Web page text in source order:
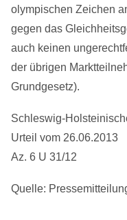
olympischen Zeichen
gegen das
auch keinen
der übrigen
Grundgesetz).
Schleswig-
Urteil vom 26.06.2013
Az. 6 U 31/12
Quelle: